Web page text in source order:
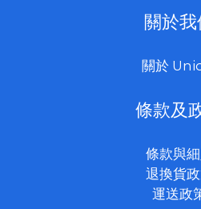
關於我
關於
條款及
條款與細
退換貨
運送政